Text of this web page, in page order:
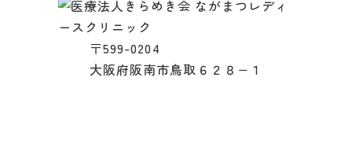
〒599-0204
大阪府阪南市鳥取６２８−１